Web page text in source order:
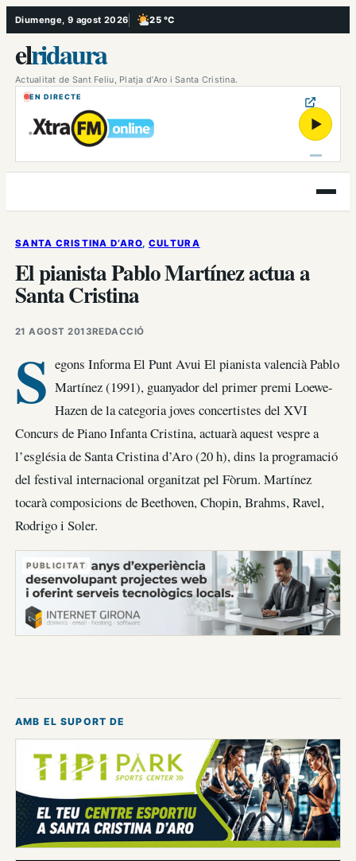
Vés
al
contingut
Diumenge, 9 agost 2026 25 °C
, Poc ennuvolat
elridaura
Actualitat de Sant Feliu, Platja d’Aro i Santa Cristina.
EN DIRECTE
▶
Obre
el
SANTA CRISTINA D’ARO, CULTURA
El pianista Pablo Martínez actua a
Santa Cristina
21 AGOST 2013REDACCIÓ
S egons Informa El Punt Avui El pianista valencià Pablo
Martínez (1991), guanyador del primer premi Loewe-
Hazen de la categoria joves concertistes del XVI
Concurs de Piano Infanta Cristina, actuarà aquest vespre a
l’església de Santa Cristina d’Aro (20 h), dins la programació
del festival internacional organitzat pel Fòrum. Martínez
tocarà composicions de Beethoven, Chopin, Brahms, Ravel,
Rodrigo i Soler.
PUBLICITAT
AMB EL SUPORT DE